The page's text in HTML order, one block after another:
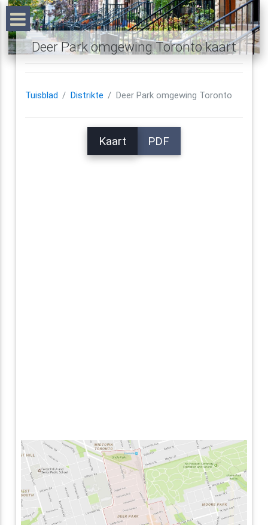
Deer Park omgewing Toronto kaart
Tuisblad Distrikte Deer Park omgewing Toronto
Kaart PDF